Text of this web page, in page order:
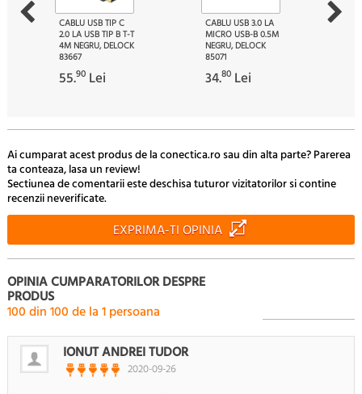
CABLU USB TIP C
2.0 LA USB TIP B T-T
4M NEGRU, DELOCK
83667
55.90 Lei
CABLU USB 3.0 LA
MICRO USB-B 0.5M
NEGRU, DELOCK
85071
34.80 Lei
Ai cumparat acest produs de la conectica.ro sau din alta parte? Parerea
ta conteaza, lasa un review!
Sectiunea de comentarii este deschisa tuturor vizitatorilor si contine
recenzii neverificate.
EXPRIMA-TI OPINIA
OPINIA CUMPARATORILOR DESPRE
PRODUS
100din100de la1persoana
IONUT ANDREI TUDOR
2020-09-26